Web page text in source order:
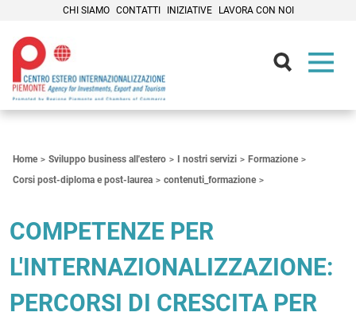
CHI SIAMO CONTATTI INIZIATIVE LAVORA CON NOI
Home Sviluppo business all'estero I nostri servizi
Formazione
Corsi post-diploma e post-laurea
contenuti_formazione
COMPETENZE PER
L'INTERNAZIONALIZZAZIONE:
PERCORSI DI CRESCITA PER